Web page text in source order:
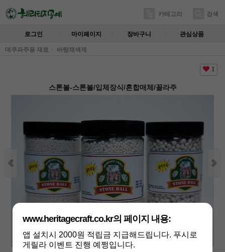
카테고리 검색
로그인 마이페이지 장바구니 관심상품
데쿠파주용 재료 바탕채색제
1
스톤볼-스톤볼/입체장식/혼합매체/꼴라주
www.heritagecraft.co.kr의 페이지 내용:
앱 설치시 2000원 적립금 지급해드립니다. 푸시로
게릴라 이벤트 진행 예쩡입니다.